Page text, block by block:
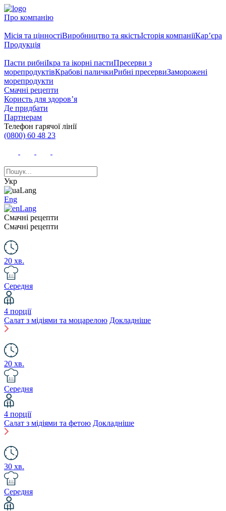
Про компанію
Місія та цінностіВиробництво та якістьІсторія компаніїКар’єра
Продукція
Пасти рибніІкра та ікорні пастиПресерви з
морепродуктівКрабові паличкиРибні пресервиЗаморожені
морепродукти
Смачні рецепти
Користь для здоров’я
Де придбати
Партнерам
Телефон гарячої лінії
(0800) 60 48 23
Укр
Eng
Смачні рецепти
Смачні рецепти
20 хв.
Середня
4 порції
Салат з мідіями та моцарелою Докладніше
20 хв.
Середня
4 порції
Салат з мідіями та фетою Докладніше
30 хв.
Середня